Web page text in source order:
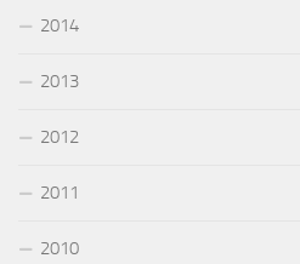
2014
2013
2012
2011
2010